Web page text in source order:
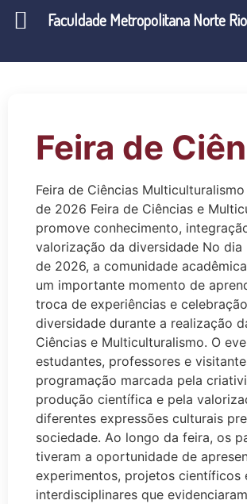
Feira de
Feira de Ciências
de 2026 Feira de Ciências e
promove conhecimento,
valorização da diversidade No dia
de 2026, a comunidade
um importante momento de
troca de experiências e
diversidade durante a realização
Ciências e Multiculturalismo. O
estudantes, professores e
programação marcada pela
produção científica e pela
diferentes expressões culturais
sociedade. Ao longo da feira, os
tiveram a oportunidade de
experimentos, projetos científicos
interdisciplinares que
Faculdade Metropolitana Norte